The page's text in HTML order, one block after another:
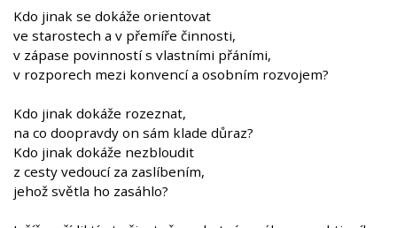
Kdo jinak se dokáže orientovat
ve starostech a v přemíře činnosti,
v zápase povinností s vlastními přáními,
v rozporech mezi konvencí a osobním rozvojem?
Kdo jinak dokáže rozeznat,
na co doopravdy on sám klade důraz?
Kdo jinak dokáže nezbloudit
z cesty vedoucí za zaslíbením,
jehož světla ho zasáhlo?